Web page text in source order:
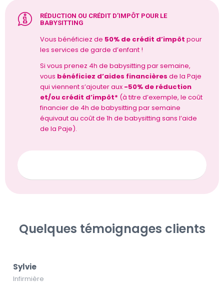
RÉDUCTION OU CRÉDIT D’IMPÔT POUR LE
BABYSITTING
Vous bénéficiez de 50% de crédit d’impôt pour
les services de garde d’enfant !
Si vous prenez 4h de babysitting par semaine,
vous bénéficiez d’aides financières de la Paje
qui viennent s’ajouter aux -50% de réduction
et/ou crédit d’impôt* (à titre d’exemple, le coût
financier de 4h de babysitting par semaine
équivaut au coût de 1h de babysitting sans l’aide
de la Paje).
Quelques témoignages clients
Sylvie
Infirmière